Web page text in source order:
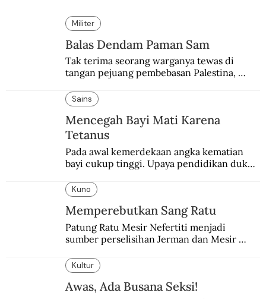
Militer
Balas Dendam Paman Sam
Tak terima seorang warganya tewas di
tangan pejuang pembebasan Palestina,
pembalasan.
Sains
Mencegah Bayi Mati Karena
Tetanus
Pada awal kemerdekaan angka kematian
bayi cukup tinggi. Upaya pendidikan dukun
Kuno
Memperebutkan Sang Ratu
Patung Ratu Mesir Nefertiti menjadi
sumber perselisihan Jerman dan Mesir
Kultur
Awas, Ada Busana Seksi!